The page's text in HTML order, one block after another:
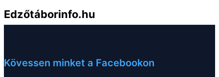
Edzőtáborinfo.hu
Kövessen minket a Facebookon